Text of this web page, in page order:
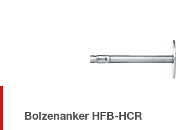
Bolzenanker HFB-HCR